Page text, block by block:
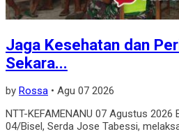
Jaga Kesehatan dan
Sekara...
by Rossa • Agu 07 2026
NTT-KEFAMENANU 07 Agustus 2026
04/Bisel, Serda Jose Tabessi,